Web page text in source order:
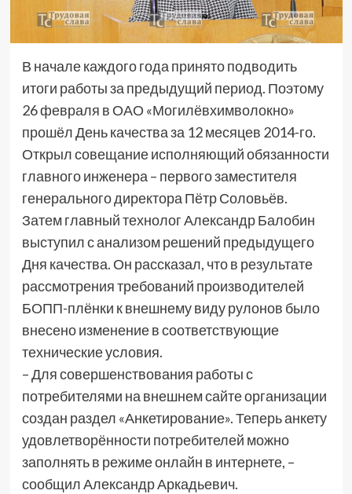
В начале каждого года принято подводить
итоги работы за предыдущий период. Поэтому
26 февраля в ОАО «Могилёвхимволокно»
прошёл День качества за 12 месяцев 2014-го.
Открыл совещание исполняющий обязанности
главного инженера – первого заместителя
генерального директора Пётр Соловьёв.
Затем главный технолог Александр Балобин
выступил с анализом решений предыдущего
Дня качества. Он рассказал, что в результате
рассмотрения требований производителей
БОПП-плёнки к внешнему виду рулонов было
внесено изменение в соответствующие
технические условия.
– Для совершенствования работы с
потребителями на внешнем сайте организации
создан раздел «Анкетирование». Теперь анкету
удовлетворённости потребителей можно
заполнять в режиме онлайн в интернете, –
сообщил Александр Аркадьевич.